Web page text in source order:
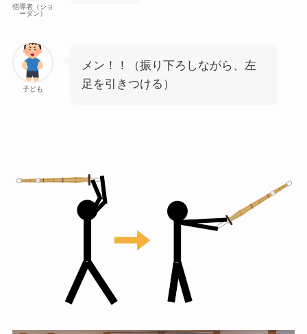
指導者（ショ
ーダン）
子ども
メン！！（振り下ろしながら、左
足を引きつける）